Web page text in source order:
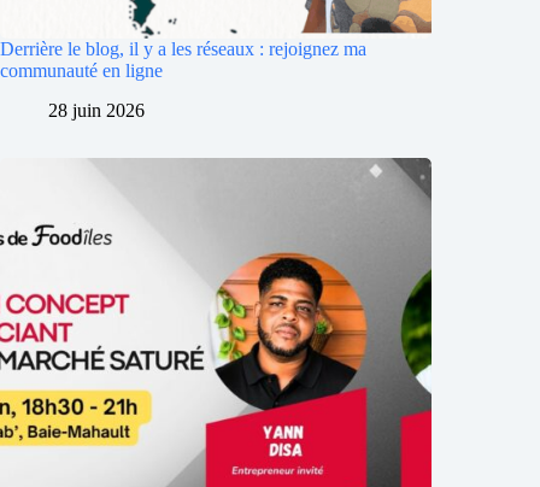
Derrière le blog, il y a les réseaux : rejoignez ma
communauté en ligne
28 juin 2026